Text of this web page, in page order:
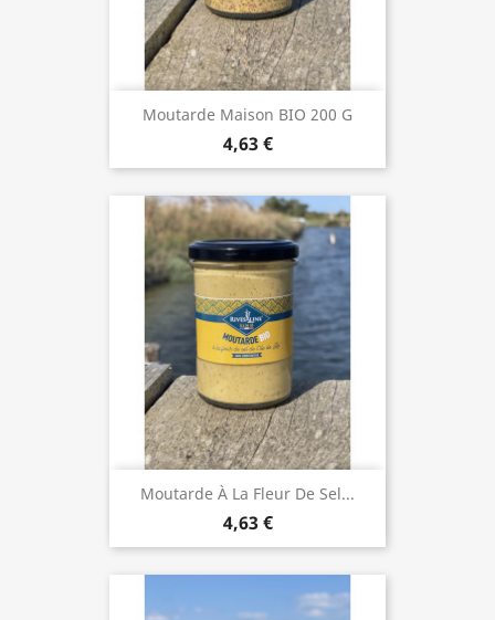
Moutarde Maison BIO 200 G
4,63 €
Moutarde À La Fleur De Sel...
4,63 €